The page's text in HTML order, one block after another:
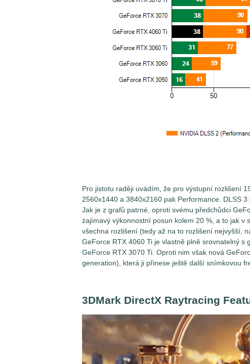
Pro jistotu raději uvádím, že pro výstupní rozlišení
2560x1440 a 3840x2160 pak Performance. DLSS
Jak je z grafů patrné, oproti svému předchůdci
zajímavý výkonnostní posun kolem 20 %, a to jak
všechna rozlišení (tedy až na to rozlišení nejvyšší,
GeForce RTX 4060 Ti je vlastně plně srovnatelný
GeForce RTX 3070 Ti. Oproti nim však nová
generation), která ji přinese ještě další snímkovou
3DMark DirectX Raytracing